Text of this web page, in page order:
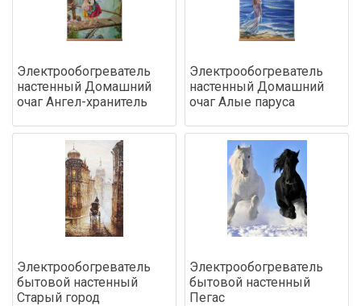
Электрообогреватель
настенный Домашний
очаг Ангел-хранитель
Электрообогреватель
настенный Домашний
очаг Алые паруса
Электрообогреватель
бытовой настенный
Старый город
Электрообогреватель
бытовой настенный
Пегас